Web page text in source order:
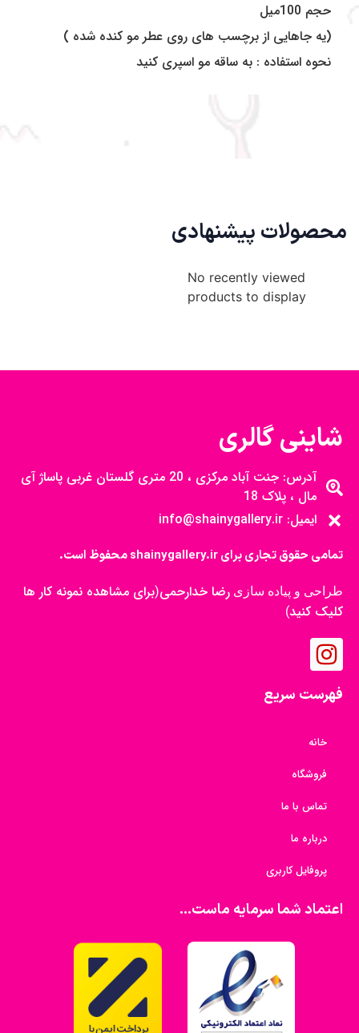
حجم 100میل
(یه جاهایی از برچسب های روی عطر مو کنده شده )
نحوه استفاده : به ساقه مو اسپری کنید
محصولات پیشنهادی
No recently viewed
products to display
شاینی گالری
آدرس: جنت آباد مرکزی ، 20 متری گلستان غربی پاساژ آی
مال ، پلاک 18
ایمیل: info@shainygallery.ir
تمامی حقوق تجاری برای shainygallery.ir محفوظ است.
طراحی و پیاده سازی رضا خدارحمی(برای مشاهده نمونه کار ها
کلیک کنید)
فهرست سریع
خانه
فروشگاه
تماس با ما
درباره ما
پروفایل کاربری
اعتماد شما سرمایه ماست...